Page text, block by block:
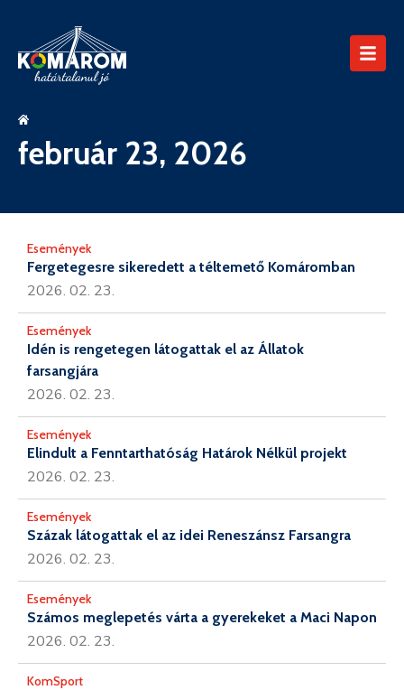
február 23, 2026
Események
Fergetegesre sikeredett a téltemető Komáromban
2026. 02. 23.
Események
Idén is rengetegen látogattak el az Állatok
farsangjára
2026. 02. 23.
Események
Elindult a Fenntarthatóság Határok Nélkül projekt
2026. 02. 23.
Események
Százak látogattak el az idei Reneszánsz Farsangra
2026. 02. 23.
Események
Számos meglepetés várta a gyerekeket a Maci Napon
2026. 02. 23.
KomSport